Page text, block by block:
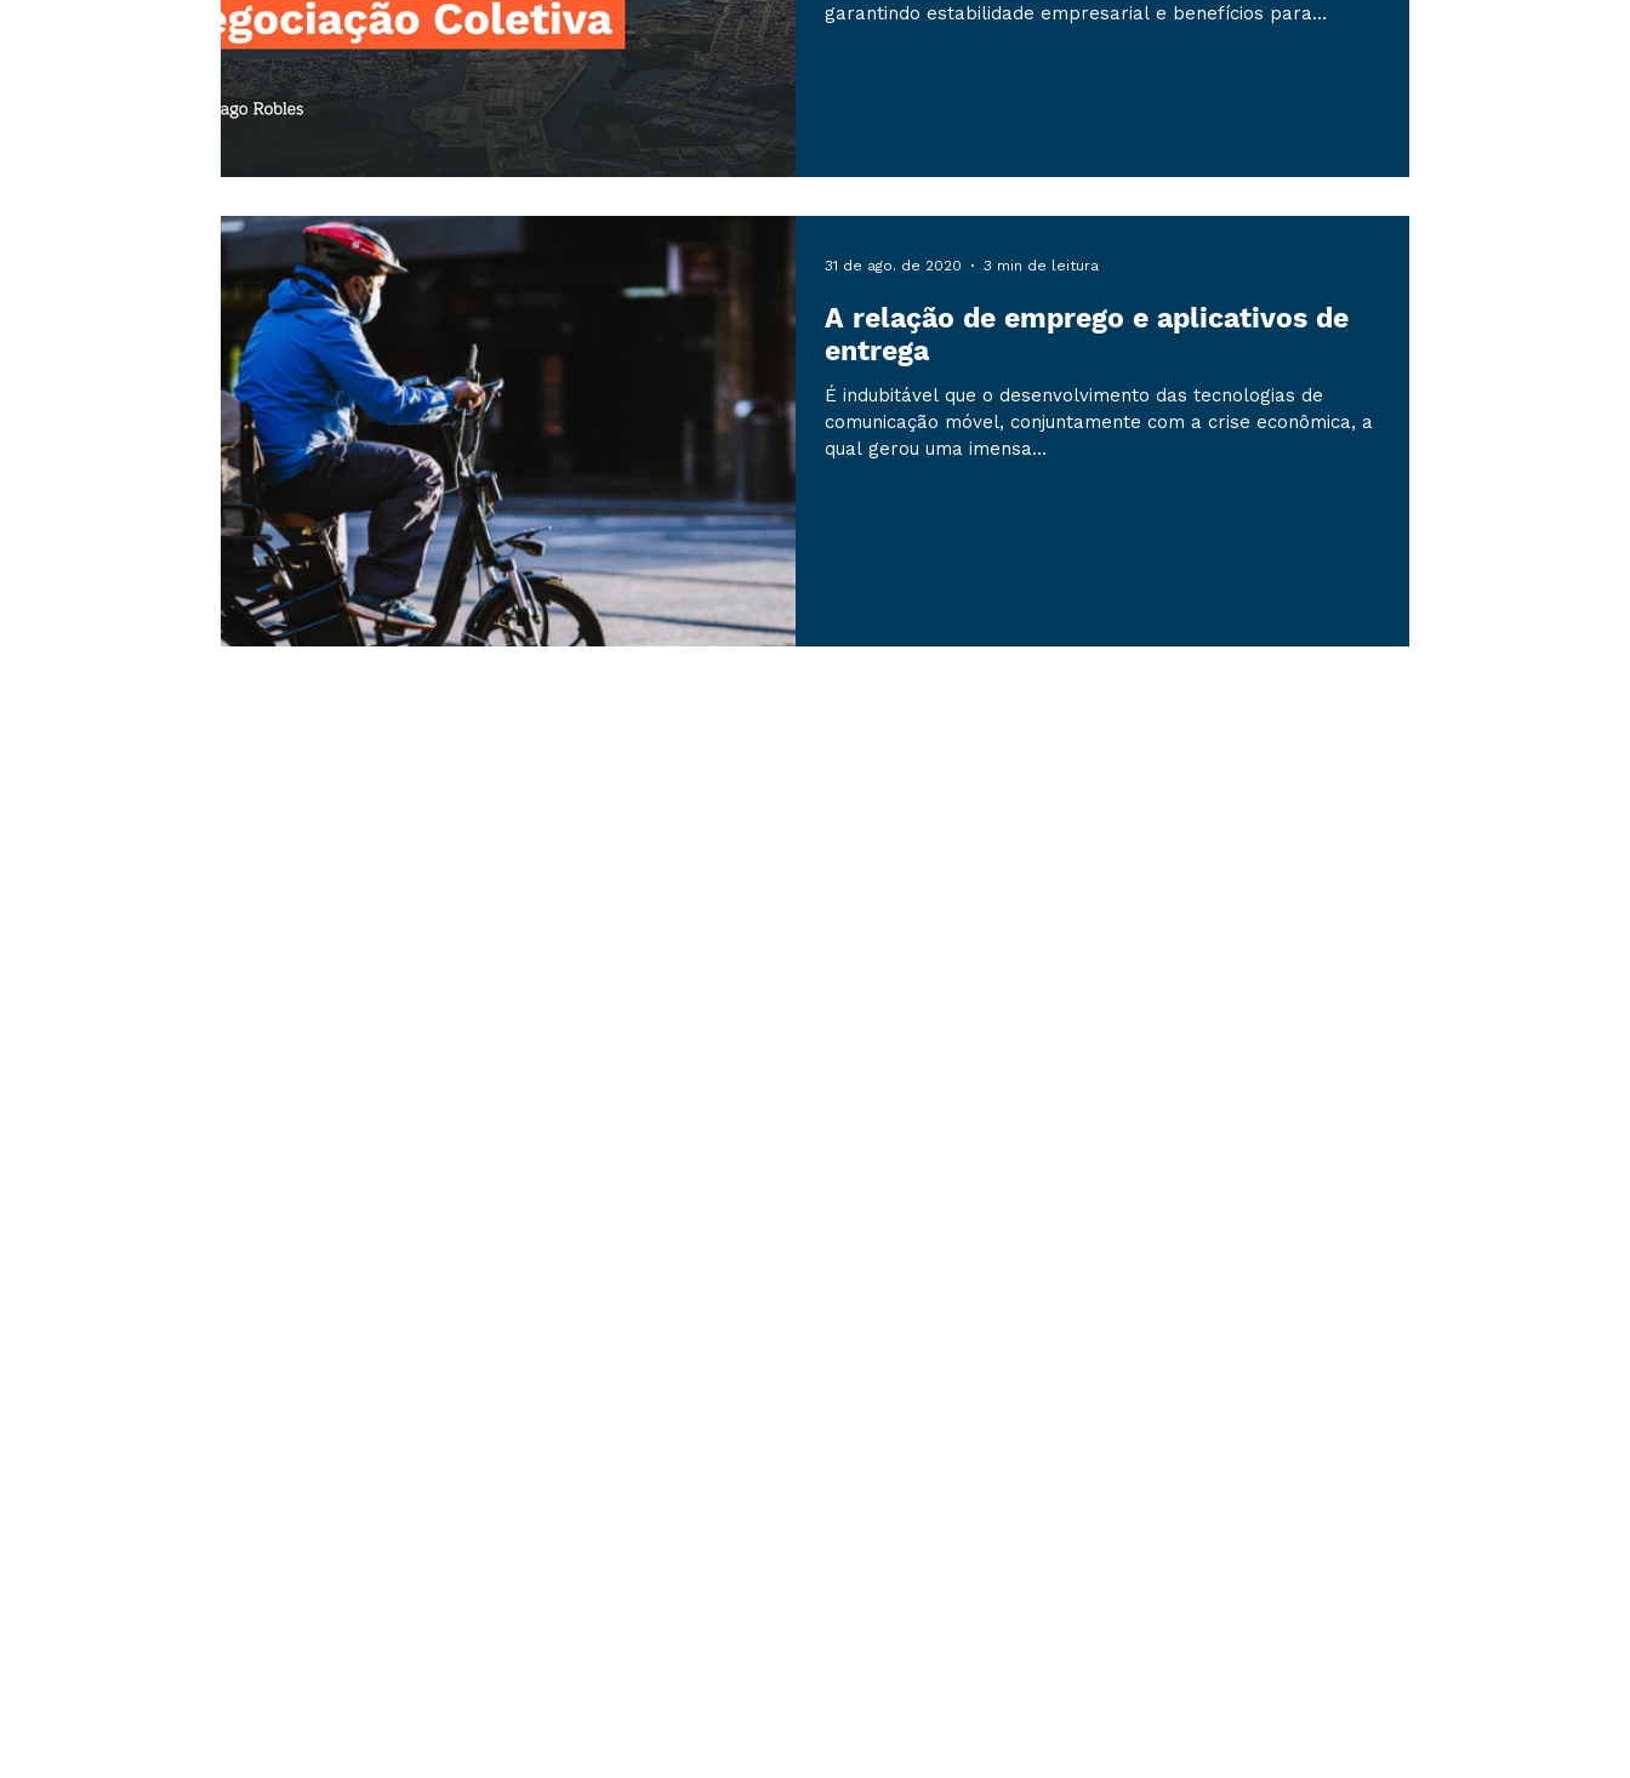
garantindo estabilidade empresarial e benefícios para
A relação de emprego e aplicativos de
entrega
É indubitável que o desenvolvimento das tecnologias de
comunicação móvel, conjuntamente com a crise econômica, a
qual gerou uma imensa...
31 de ago. de 2020 3 min de leitura